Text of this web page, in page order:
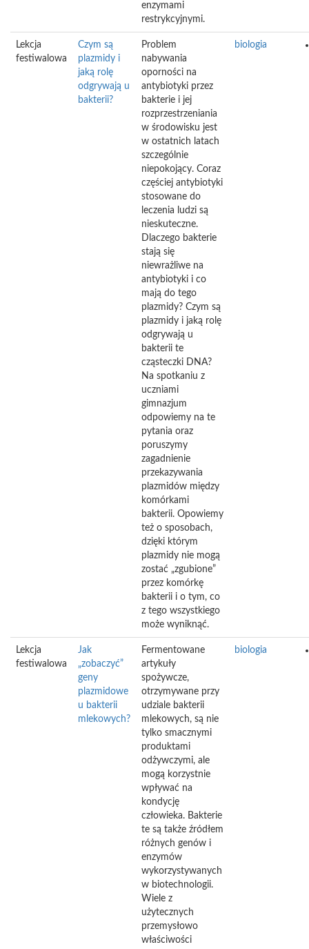
enzymami
restrykcyjnymi.
Lekcja
festiwalowa
Czym są
plazmidy i
jaką rolę
odgrywają u
bakterii?
Problem
nabywania
oporności na
antybiotyki przez
bakterie i jej
rozprzestrzeniania
w środowisku jest
w ostatnich latach
szczególnie
niepokojący. Coraz
częściej antybiotyki
stosowane do
leczenia ludzi są
nieskuteczne.
Dlaczego bakterie
stają się
niewrażliwe na
antybiotyki i co
mają do tego
plazmidy? Czym są
plazmidy i jaką rolę
odgrywają u
bakterii te
cząsteczki DNA?
Na spotkaniu z
uczniami
gimnazjum
odpowiemy na te
pytania oraz
poruszymy
zagadnienie
przekazywania
plazmidów między
komórkami
bakterii. Opowiemy
też o sposobach,
dzięki którym
plazmidy nie mogą
zostać „zgubione”
przez komórkę
bakterii i o tym, co
z tego wszystkiego
może wyniknąć.
biologia
Lekcja
festiwalowa
Jak
„zobaczyć”
geny
plazmidowe
u bakterii
mlekowych?
Fermentowane
artykuły
spożywcze,
otrzymywane przy
udziale bakterii
mlekowych, są nie
tylko smacznymi
produktami
odżywczymi, ale
mogą korzystnie
wpływać na
kondycję
człowieka. Bakterie
te są także źródłem
różnych genów i
enzymów
wykorzystywanych
w biotechnologii.
Wiele z
użytecznych
przemysłowo
właściwości
biologia